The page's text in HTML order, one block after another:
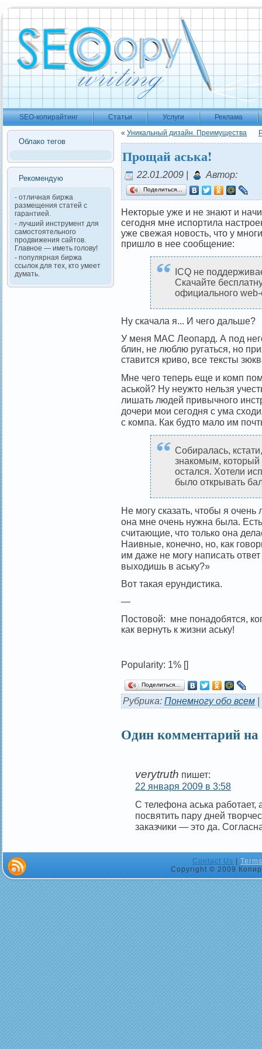
SEO-копирайтинг Статьи Услуги Реклама
Облако тегов
Рекомендую
- отличная биржа
размещения статей с
гарантией.
- лучший инструмент для
самостоятельного
продвижения сайтов.
Главное — иметь голову!
- популярная биржа
ссылок для тех, кто умеет
думать.
« Уникальный дизайн. Преимущества
Прощай аська!
22.01.2009 | Автор:
Поделиться…
Некторые уже и не знают и
сегодня мне испортила
уже свежая новость, что у
пришло в нее сообщение:
ICQ не
Скачайте
официального web-
Ну скачала я... И чего дальше?
У меня МАС Леопард. А под
блин, не люблю ругаться, но
ставится криво, все тексты
Мне чего теперь еще и комп
аськой? Ну неужто нельзя
лишать людей привычного
дочери мои сегодня с ума
с компа. Как будто мало им
Собиралась,
знакомым, который
остался. Хотели
было открывать
Не могу сказать, чтобы я
она мне очень нужна была.
считающие, что только она
Наивные, конечно, но, как
им даже не могу написать
выходишь в аську?»
Вот такая ерундистика.
—
Постовой: мне понадобятся,
как вернуть к жизни аську!
Popularity: 1% []
Поделиться…
Рубрика: Понемногу обо всем
Один комментарий
verytruth пишет:
22 января 2009 в 3:58
С телефона аська работает,
посвятить пару дней
заказчики — это да.
Contact Us |
Copyright © 2009